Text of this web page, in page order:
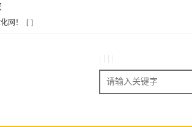
网！ [ ]
搜索